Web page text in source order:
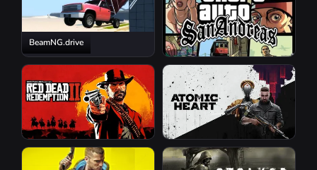
BeamNG.drive
GTA San Andreas
Red Dead Redemption 2 Atomic Heart